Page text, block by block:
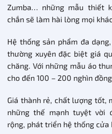
Zumba… những mẫu thiết
chắn sẽ làm hài lòng mọi
Hệ thống sản phẩm đa
thường xuyên đặc biệt giá
chăng. Với những mẫu áo
cho đến 100 – 200 nghìn
Giá thành rẻ, chất lượng tốt,
những thế mạnh tuyệt vời
rộng, phát triển hệ thống cửa